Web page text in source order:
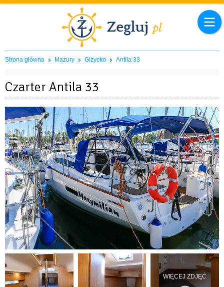
Strona główna Mazury Giżycko Antila 33
Czarter Antila 33
WIĘCEJ ZDJĘĆ